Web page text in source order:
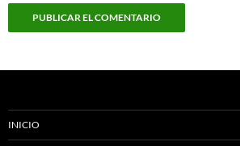
INICIO